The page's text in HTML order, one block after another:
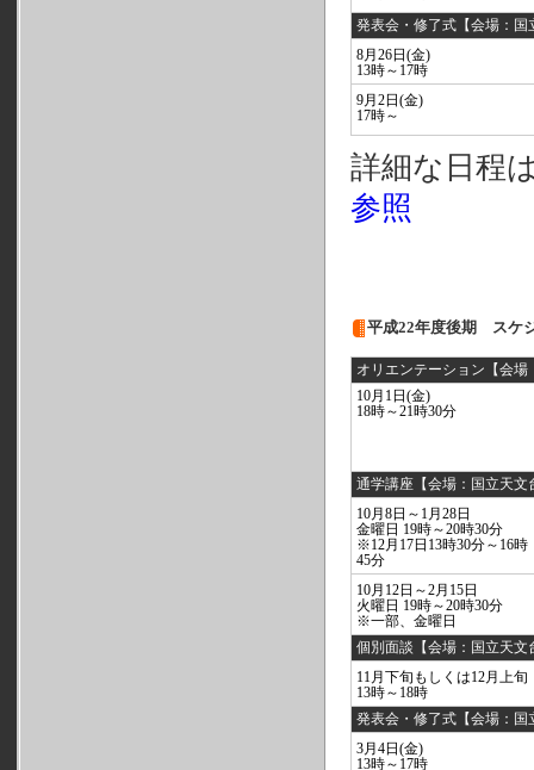
発表会・修了式【会場：国
8月26日(金)
13時～17時
9月2日(金)
17時～
詳細な日程
参照
平成22年度後期 スケ
オリエンテーション【会場
10月1日(金)
18時～21時30分
通学講座【会場：国立天文
10月8日～1月28日
金曜日 19時～20時30分
※12月17日13時30分～16時
45分
10月12日～2月15日
火曜日 19時～20時30分
※一部、金曜日
個別面談【会場：国立天文
11月下旬もしくは12月上旬
13時～18時
発表会・修了式【会場：国
3月4日(金)
13時～17時